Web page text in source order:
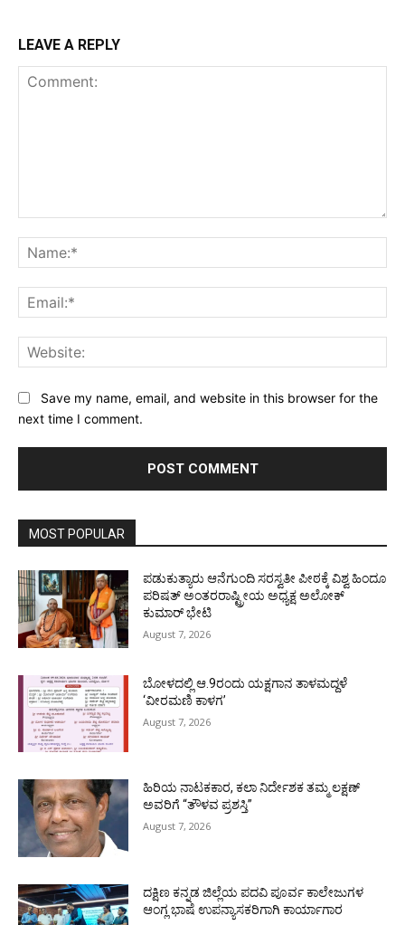
LEAVE A REPLY
Save my name, email, and website in this browser for the
next time I comment.
MOST POPULAR
ಪಡುಕುತ್ಯಾರು ಆನೆಗುಂದಿ ಸರಸ್ವತೀ ಪೀಠಕ್ಕೆ ವಿಶ್ವ ಹಿಂದೂ
ಪರಿಷತ್ ಅಂತರರಾಷ್ಟ್ರೀಯ ಅಧ್ಯಕ್ಷ ಅಲೋಕ್
ಕುಮಾರ್ ಭೇಟಿ
August 7, 2026
ಬೋಳದಲ್ಲಿ ಆ.9ರಂದು ಯಕ್ಷಗಾನ ತಾಳಮದ್ದಳೆ
‘ವೀರಮಣಿ ಕಾಳಗ’
August 7, 2026
ಹಿರಿಯ ನಾಟಕಕಾರ, ಕಲಾ ನಿರ್ದೇಶಕ ತಮ್ಮ ಲಕ್ಷಣ್
ಅವರಿಗೆ “ತೌಳವ ಪ್ರಶಸ್ತಿ”
August 7, 2026
ದಕ್ಷಿಣ ಕನ್ನಡ ಜಿಲ್ಲೆಯ ಪದವಿ ಪೂರ್ವ ಕಾಲೇಜುಗಳ
ಆಂಗ್ಲ ಭಾಷೆ ಉಪನ್ಯಾಸಕರಿಗಾಗಿ ಕಾರ್ಯಾಗಾರ